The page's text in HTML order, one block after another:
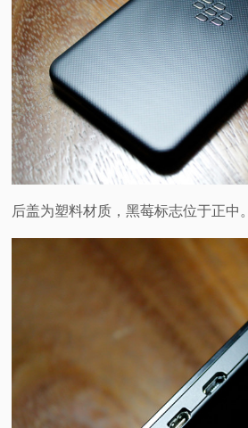
后盖为塑料材质，黑莓标志位于正中。